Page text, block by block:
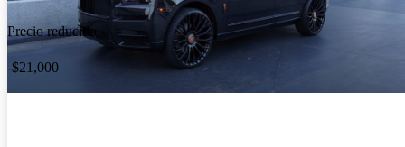
Precio reducido
-$21,000